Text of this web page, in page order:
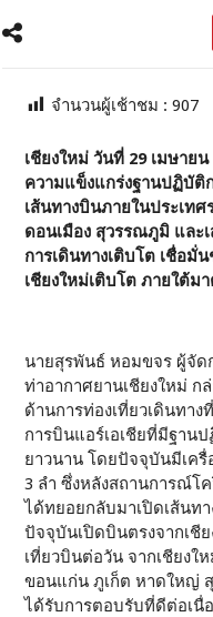
จำนวนผู้เช้าชม :907
เชียงใหม่ วันที่ 29 เมษายน
ความแข็งแกร่งฐานปฏิบัติ
เส้นทางบินภายในประเทศ
ดอนเมือง สุวรรณภูมิ และ
การเดินทางเติบโต เชื่อมั่
เชียงใหม่เติบโต ภายใต้
นายสุรพันธ์ หอมขจร ผู้จัด
ท่าอากาศยานเชียงใหม่ ก
ด้านการท่องเที่ยวเดินทา
การบินแอร์เอเชียที่มีฐาน
ยาวนาน โดยปัจจุบันมีเครื่
3 ลำ ซึ่งหลังสถานการณ์โ
ได้ทยอยกลับมาเปิดเส้นท
ปัจจุบันเปิดบินตรงจากเชีย
เที่ยวบินต่อวัน จากเชียงใ
ขอนแก่น ภูเก็ต หาดใหญ่
ได้รับการตอบรับที่ดีต่อเนื่